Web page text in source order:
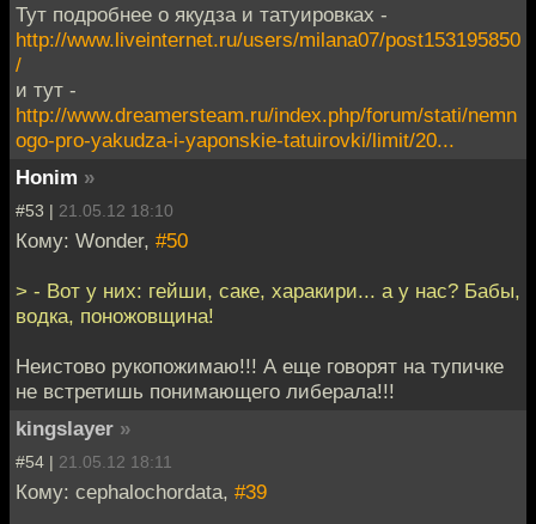
Тут подробнее о якудза и татуировках -
http://www.liveinternet.ru/users/milana07/post153195850
/
и тут -
http://www.dreamersteam.ru/index.php/forum/stati/nemn
ogo-pro-yakudza-i-yaponskie-tatuirovki/limit/20...
Honim »
#53 | 21.05.12 18:10
Кому: Wonder, #50
> - Вот у них: гейши, саке, харакири... а у нас? Бабы,
водка, поножовщина!
Неистово рукопожимаю!!! А еще говорят на тупичке
не встретишь понимающего либерала!!!
kingslayer »
#54 | 21.05.12 18:11
Кому: cephalochordata, #39